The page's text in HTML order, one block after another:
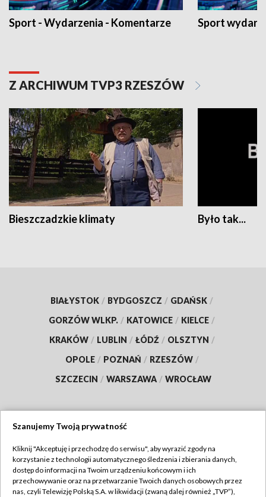
Sport - Wydarzenia - Komentarze Sport
Z ARCHIWUM TVP3 RZESZÓW
Bieszczadzkie klimaty Było tak...
BIAŁYSTOK / BYDGOSZCZ / GDAŃSK /
GORZÓW WLKP. / KATOWICE / KIELCE /
KRAKÓW / LUBLIN / ŁÓDŹ / OLSZTYN /
OPOLE / POZNAŃ / RZESZÓW /
SZCZECIN / WARSZAWA / WROCŁAW
TVP
Abonament TVP
Regulamin TVP
Szanujemy Twoją prywatność
Kliknij "Akceptuję i przechodzę do serwisu", aby wyrazić zgody na
korzystanie z technologii automatycznego śledzenia i zbierania danych,
dostęp do informacji na Twoim urządzeniu końcowym i ich
przechowywanie oraz na przetwarzanie Twoich danych osobowych przez
nas, czyli Telewizję Polską S.A. w likwidacji (zwaną dalej również „TVP”),